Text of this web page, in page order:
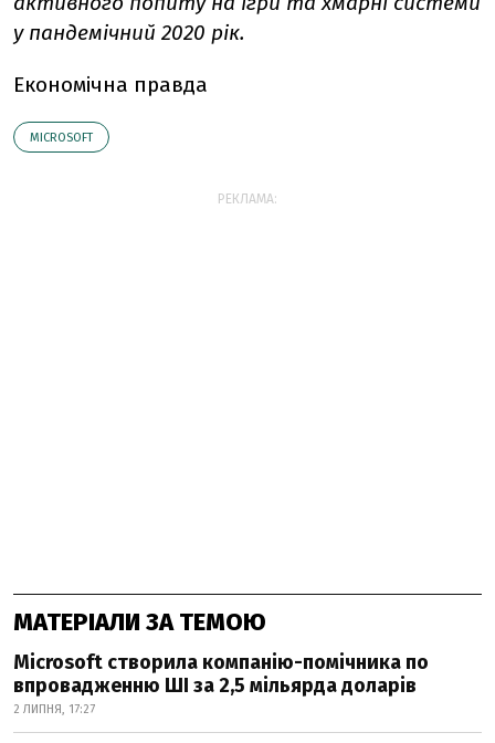
у пандемічний 2020 рік.
Економічна правда
MICROSOFT
РЕКЛАМА:
МАТЕРІАЛИ ЗА ТЕМОЮ
Microsoft створила компанію-помічника по
впровадженню ШІ за 2,5 мільярда доларів
2 ЛИПНЯ, 17:27